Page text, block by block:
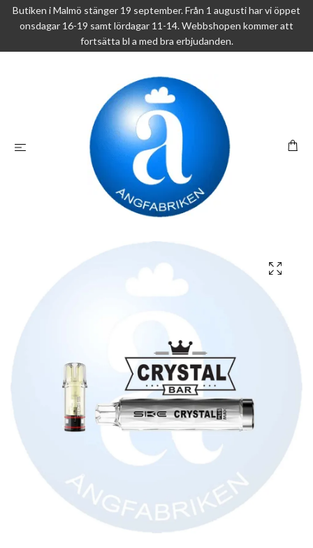
Butiken i Malmö stänger 19 september. Från 1 augusti har vi öppet
onsdagar 16-19 samt lördagar 11-14. Webbshopen kommer att
fortsätta bl a med bra erbjudanden.